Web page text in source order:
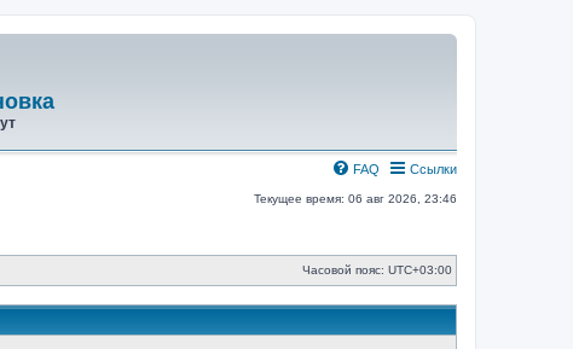
Ссылки
FAQ
Текущее время: 06 авг 2026, 23:46
Часовой пояс: UTC+03:00